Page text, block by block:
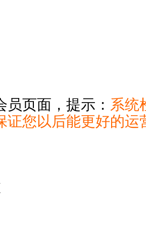
员页面，提示： 系统
证您以后能更好的